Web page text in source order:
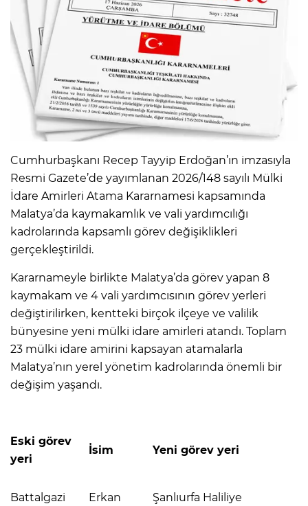
Cumhurbaşkanı Recep Tayyip Erdoğan’ın imzasıyla
Resmi Gazete’de yayımlanan 2026/148 sayılı Mülki
İdare Amirleri Atama Kararnamesi kapsamında
Malatya’da kaymakamlık ve vali yardımcılığı
kadrolarında kapsamlı görev değişiklikleri
gerçekleştirildi.
Kararnameyle birlikte Malatya’da görev yapan 8
kaymakam ve 4 vali yardımcısının görev yerleri
değiştirilirken, kentteki birçok ilçeye ve valilik
bünyesine yeni mülki idare amirleri atandı. Toplam
23 mülki idare amirini kapsayan atamalarla
Malatya’nın yerel yönetim kadrolarında önemli bir
değişim yaşandı.
Eski görev
yeri
İsim Yeni görev yeri
Battalgazi
Erkan
Şanlıurfa Haliliye